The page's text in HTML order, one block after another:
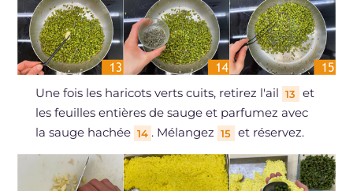
Une fois les haricots verts cuits, retirez l'ail 13
et
les feuilles entières de sauge et parfumez avec
la sauge hachée 14 . Mélangez 15 et réservez.